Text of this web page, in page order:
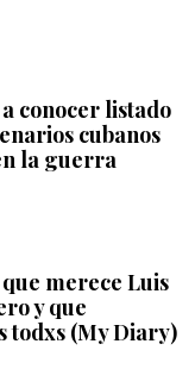
conocer listado
cubanos
la guerra
merece Luis
y que
todxs (My Diary)